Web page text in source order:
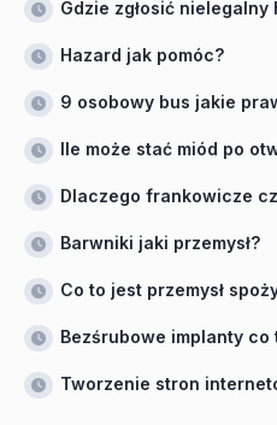
Gdzie zgłosić nielegalny
Hazard jak pomóc?
9 osobowy bus jakie
Ile może stać miód po
Dlaczego frankowicze
Barwniki jaki przemysł?
Co to jest przemysł
Bezśrubowe implanty co
Tworzenie stron